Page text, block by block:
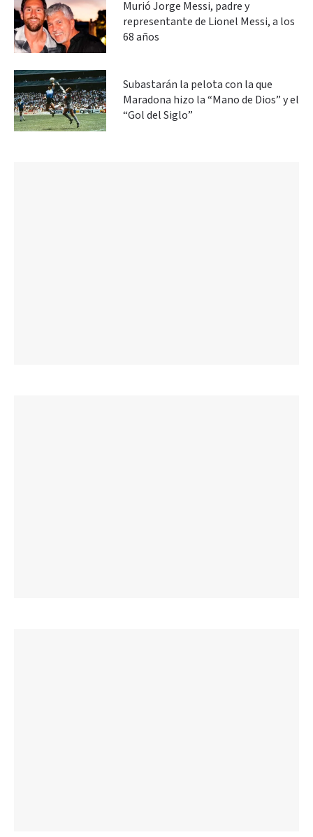
Murió Jorge Messi, padre y
representante de Lionel Messi, a los
68 años
Subastarán la pelota con la que
Maradona hizo la “Mano de Dios” y el
“Gol del Siglo”